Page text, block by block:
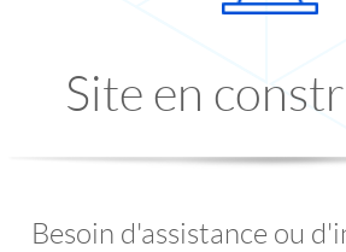
Site en
Besoin d'assistance ou